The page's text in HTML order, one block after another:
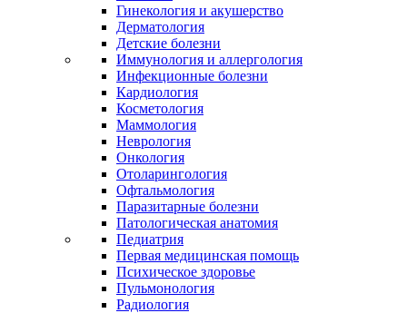
Гинекология и акушерство
Дерматология
Детские болезни
Иммунология и аллергология
Инфекционные болезни
Кардиология
Косметология
Маммология
Неврология
Онкология
Отоларингология
Офтальмология
Паразитарные болезни
Патологическая анатомия
Педиатрия
Первая медицинская помощь
Психическое здоровье
Пульмонология
Радиология